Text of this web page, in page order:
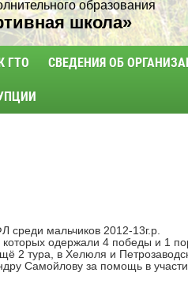
образования
школа»
ГТО СВЕДЕНИЯ ОБ
мальчиков 2012-13г.р.
одержали 4 победы и 1
тура, в Хелюля и
Самойлову за помощь в